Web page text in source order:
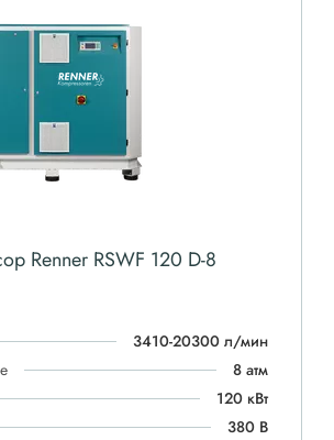
Renner RSWF 120 D-8
3410-20300 л/мин
8 атм
120 кВт
380 В